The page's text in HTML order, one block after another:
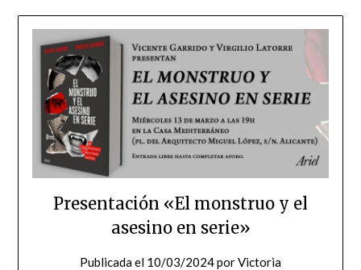
Presentación «El monstruo y el
asesino en serie»
Publicada el 10/03/2024porVictoria